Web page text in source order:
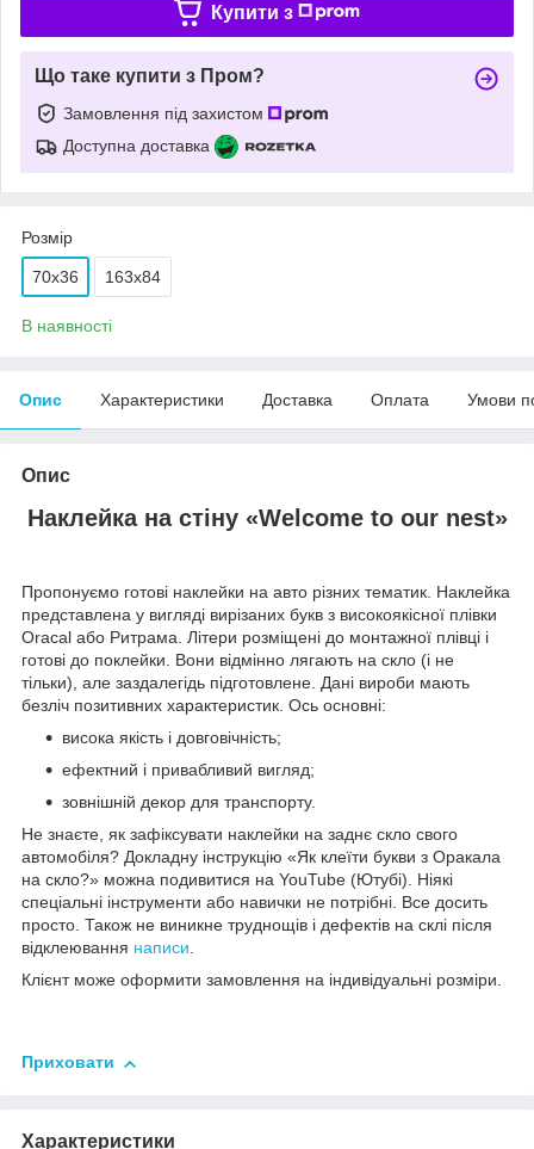
Купити з
Що таке купити з Пром?
Замовлення під захистом
Доступна доставка
Розмір
70х36 163х84
В наявності
Опис Характеристики Доставка Оплата Умови
Опис
Наклейка на стіну «Welcome to our nest»
Пропонуємо готові наклейки на авто різних тематик. Наклейка
представлена у вигляді вирізаних букв з високоякісної плівки
Oracal або Ритрама. Літери розміщені до монтажної плівці і
готові до поклейки. Вони відмінно лягають на скло (і не
тільки), але заздалегідь підготовлене. Дані вироби мають
безліч позитивних характеристик. Ось основні:
висока якість і довговічність;
ефектний і привабливий вигляд;
зовнішній декор для транспорту.
Не знаєте, як зафіксувати наклейки на заднє скло свого
автомобіля? Докладну інструкцію «Як клеїти букви з Оракала
на скло?» можна подивитися на YouTube (Ютубі). Ніякі
спеціальні інструменти або навички не потрібні. Все досить
просто. Також не виникне труднощів і дефектів на склі після
відклеювання написи.
Клієнт може оформити замовлення на індивідуальні розміри.
Приховати
Характеристики